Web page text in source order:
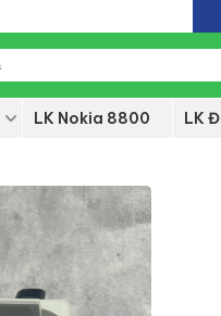
LK Nokia 8800 LK